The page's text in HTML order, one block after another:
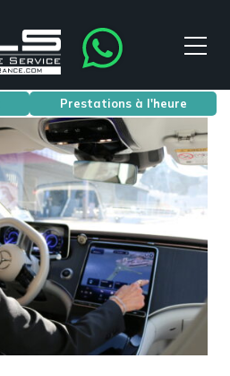
Prestations à l'heure